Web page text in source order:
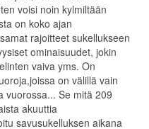
voisi noin kylmiltään
on koko ajan
rajoitteet sukellukseen
ominaisuudet, jokin
vaiva yms. On
on välillä vain
vuorossa... Se mitä 209
akuuttia
savusukelluksen aikana